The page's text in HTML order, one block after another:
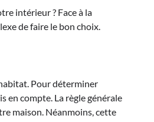
intérieur ? Face à la
de faire le bon choix.
Pour déterminer
en compte. La règle générale
maison. Néanmoins, cette